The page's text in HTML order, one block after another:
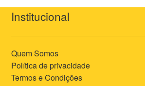
Institucional
Quem Somos
Política de privacidade
Termos e Condições